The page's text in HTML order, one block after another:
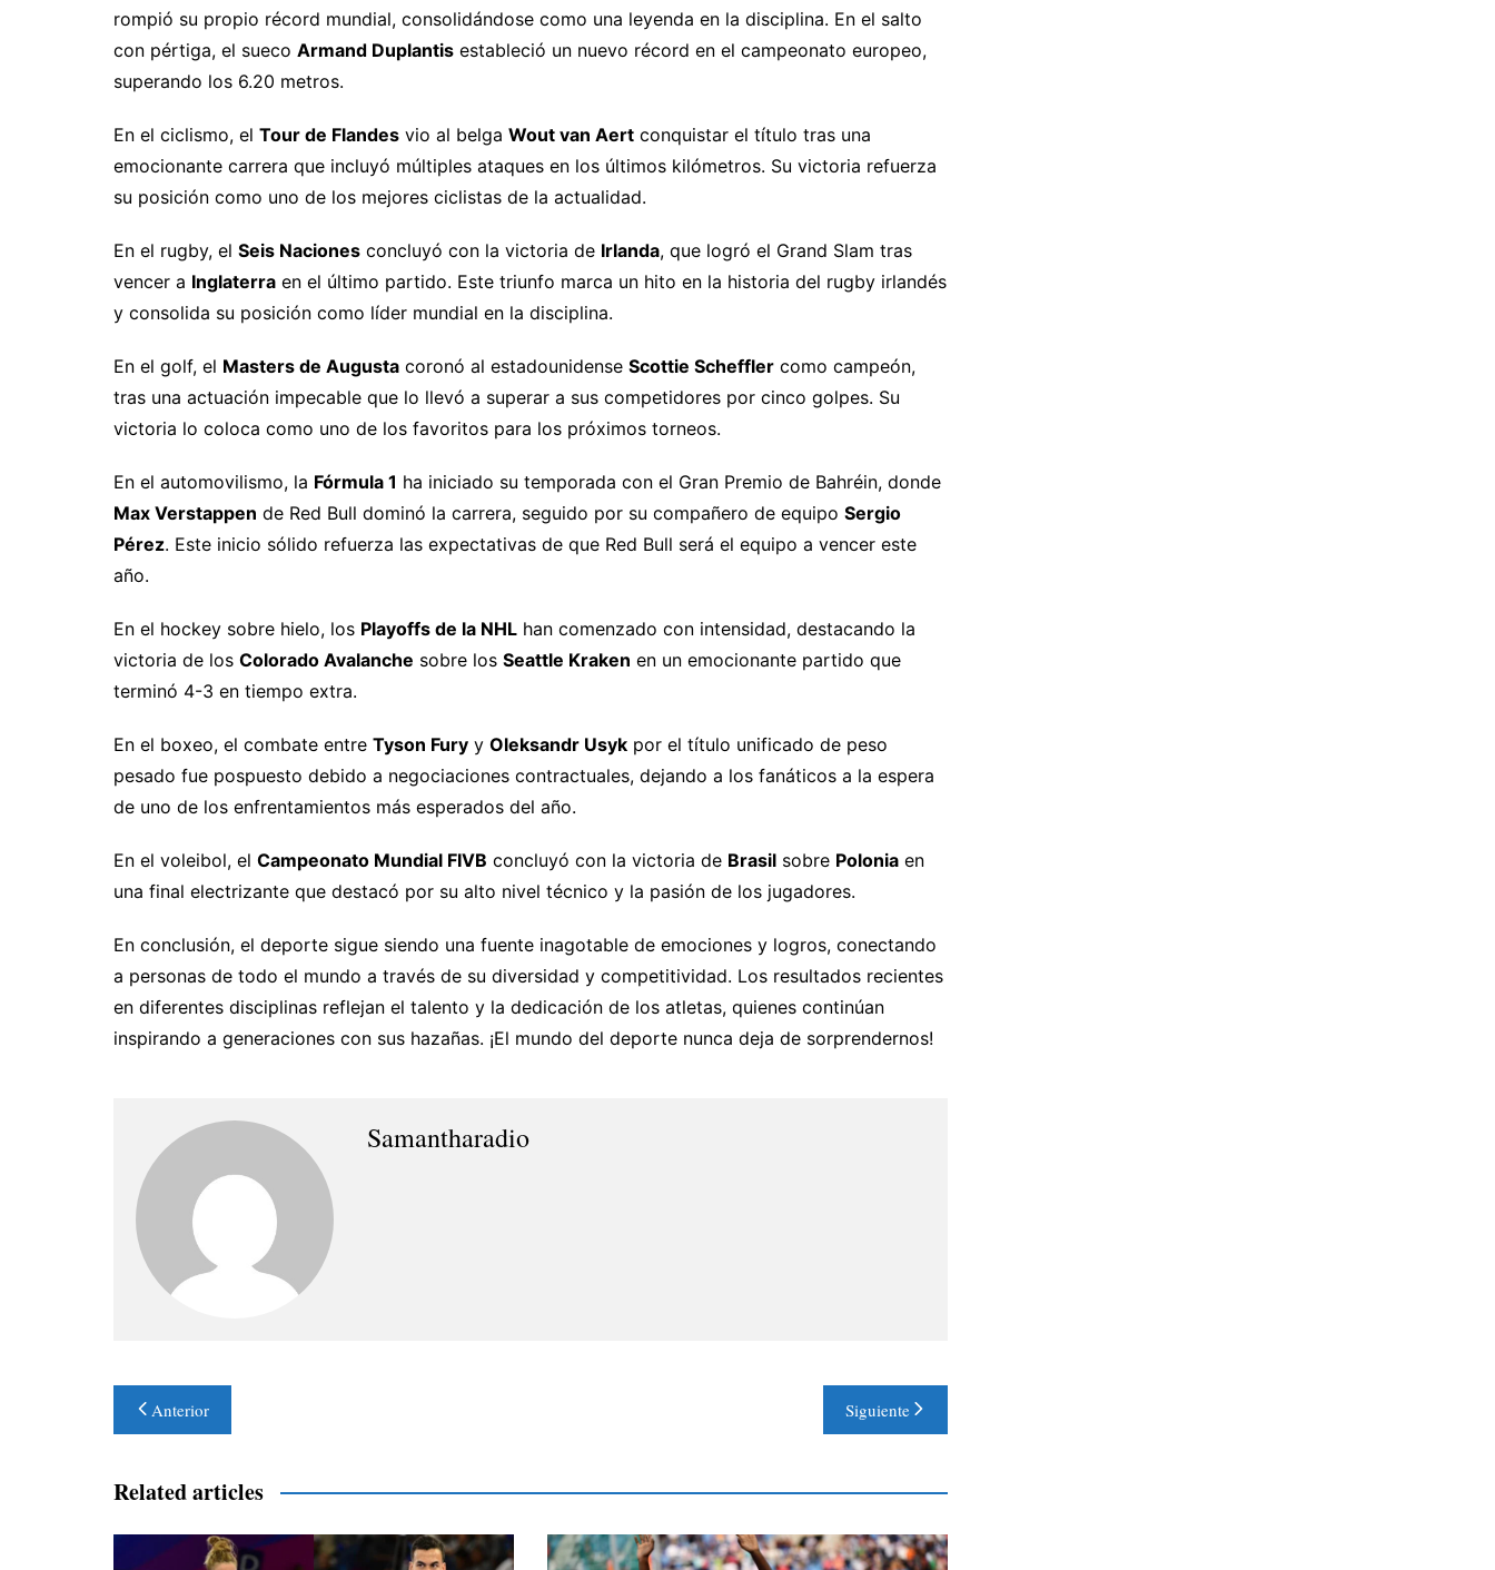
rompió su propio récord mundial, consolidándose como una leyenda en la disciplina. En el salto
con pértiga, el sueco Armand Duplantis estableció un nuevo récord en el campeonato europeo,
superando los 6.20 metros.
En el ciclismo, el Tour de Flandes vio al belga Wout van Aert conquistar el título tras una
emocionante carrera que incluyó múltiples ataques en los últimos kilómetros. Su victoria refuerza
su posición como uno de los mejores ciclistas de la actualidad.
En el rugby, el Seis Naciones concluyó con la victoria de Irlanda, que logró el Grand Slam tras
vencer a Inglaterra en el último partido. Este triunfo marca un hito en la historia del rugby irlandés
y consolida su posición como líder mundial en la disciplina.
En el golf, el Masters de Augusta coronó al estadounidense Scottie Scheffler como campeón,
tras una actuación impecable que lo llevó a superar a sus competidores por cinco golpes. Su
victoria lo coloca como uno de los favoritos para los próximos torneos.
En el automovilismo, la Fórmula 1 ha iniciado su temporada con el Gran Premio de Bahréin, donde
Max Verstappen de Red Bull dominó la carrera, seguido por su compañero de equipo Sergio
Pérez. Este inicio sólido refuerza las expectativas de que Red Bull será el equipo a vencer este
año.
En el hockey sobre hielo, los Playoffs de la NHL han comenzado con intensidad, destacando la
victoria de los Colorado Avalanche sobre los Seattle Kraken en un emocionante partido que
terminó 4-3 en tiempo extra.
En el boxeo, el combate entre Tyson Fury y Oleksandr Usyk por el título unificado de peso
pesado fue pospuesto debido a negociaciones contractuales, dejando a los fanáticos a la espera
de uno de los enfrentamientos más esperados del año.
En el voleibol, el Campeonato Mundial FIVB concluyó con la victoria de Brasil sobre Polonia en
una final electrizante que destacó por su alto nivel técnico y la pasión de los jugadores.
En conclusión, el deporte sigue siendo una fuente inagotable de emociones y logros, conectando
a personas de todo el mundo a través de su diversidad y competitividad. Los resultados recientes
en diferentes disciplinas reflejan el talento y la dedicación de los atletas, quienes continúan
inspirando a generaciones con sus hazañas. ¡El mundo del deporte nunca deja de sorprendernos!
Samantharadio
Navegación
de
entradas
Anterior Siguiente
Related articles